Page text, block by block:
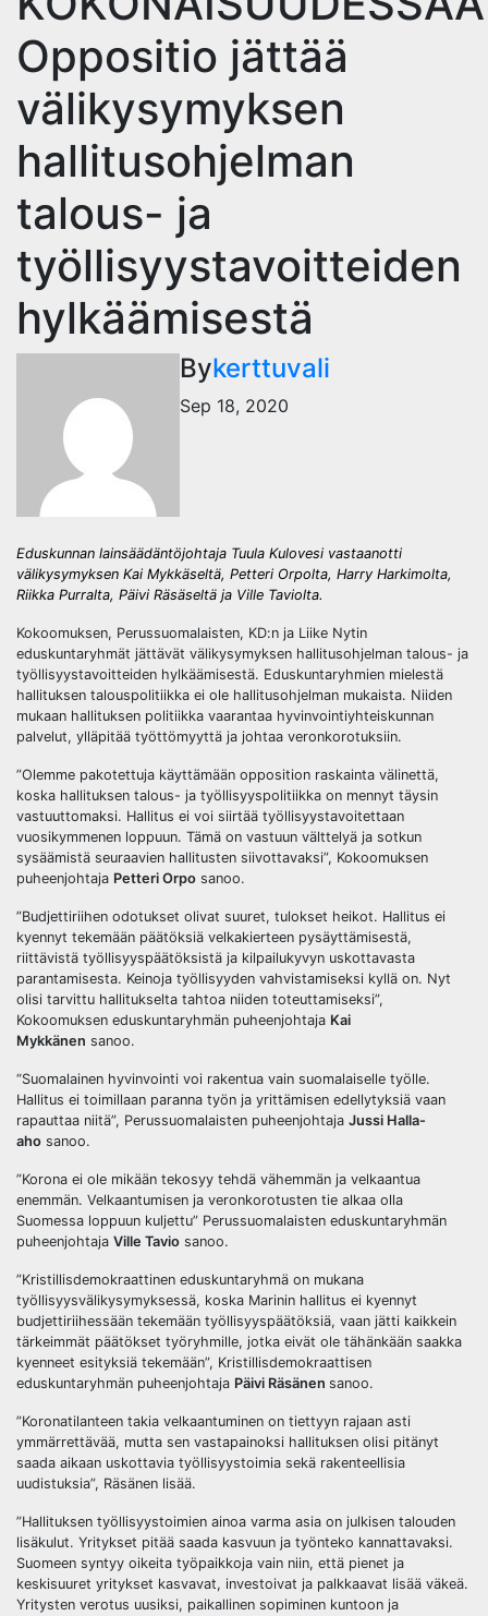
Oppositio jättää
välikysymyksen
hallitusohjelman
talous- ja
työllisyystavoitteiden
hylkäämisestä
Bykerttuvali
Sep 18, 2020
Eduskunnan lainsäädäntöjohtaja Tuula Kulovesi vastaanotti
välikysymyksen Kai Mykkäseltä, Petteri Orpolta, Harry Harkimolta,
Riikka Purralta, Päivi Räsäseltä ja Ville Taviolta.
Kokoomuksen, Perussuomalaisten, KD:n ja Liike Nytin
eduskuntaryhmät jättävät välikysymyksen hallitusohjelman talous- ja
työllisyystavoitteiden hylkäämisestä. Eduskuntaryhmien mielestä
hallituksen talouspolitiikka ei ole hallitusohjelman mukaista. Niiden
mukaan hallituksen politiikka vaarantaa hyvinvointiyhteiskunnan
palvelut, ylläpitää työttömyyttä ja johtaa veronkorotuksiin.
”Olemme pakotettuja käyttämään opposition raskainta välinettä,
koska hallituksen talous- ja työllisyyspolitiikka on mennyt täysin
vastuuttomaksi. Hallitus ei voi siirtää työllisyystavoitettaan
vuosikymmenen loppuun. Tämä on vastuun välttelyä ja sotkun
sysäämistä seuraavien hallitusten siivottavaksi”, Kokoomuksen
puheenjohtaja Petteri Orpo sanoo.
”Budjettiriihen odotukset olivat suuret, tulokset heikot. Hallitus ei
kyennyt tekemään päätöksiä velkakierteen pysäyttämisestä,
riittävistä työllisyyspäätöksistä ja kilpailukyvyn uskottavasta
parantamisesta. Keinoja työllisyyden vahvistamiseksi kyllä on. Nyt
olisi tarvittu hallitukselta tahtoa niiden toteuttamiseksi”,
Kokoomuksen eduskuntaryhmän puheenjohtaja Kai
Mykkänen sanoo.
“Suomalainen hyvinvointi voi rakentua vain suomalaiselle työlle.
Hallitus ei toimillaan paranna työn ja yrittämisen edellytyksiä vaan
rapauttaa niitä”, Perussuomalaisten puheenjohtaja Jussi Halla-
aho sanoo.
”Korona ei ole mikään tekosyy tehdä vähemmän ja velkaantua
enemmän. Velkaantumisen ja veronkorotusten tie alkaa olla
Suomessa loppuun kuljettu” Perussuomalaisten eduskuntaryhmän
puheenjohtaja Ville Tavio sanoo.
”Kristillisdemokraattinen eduskuntaryhmä on mukana
työllisyysvälikysymyksessä, koska Marinin hallitus ei kyennyt
budjettiriihessään tekemään työllisyyspäätöksiä, vaan jätti kaikkein
tärkeimmät päätökset työryhmille, jotka eivät ole tähänkään saakka
kyenneet esityksiä tekemään”, Kristillisdemokraattisen
eduskuntaryhmän puheenjohtaja Päivi Räsänen sanoo.
”Koronatilanteen takia velkaantuminen on tiettyyn rajaan asti
ymmärrettävää, mutta sen vastapainoksi hallituksen olisi pitänyt
saada aikaan uskottavia työllisyystoimia sekä rakenteellisia
uudistuksia”, Räsänen lisää.
”Hallituksen työllisyystoimien ainoa varma asia on julkisen talouden
lisäkulut. Yritykset pitää saada kasvuun ja työnteko kannattavaksi.
Suomeen syntyy oikeita työpaikkoja vain niin, että pienet ja
keskisuuret yritykset kasvavat, investoivat ja palkkaavat lisää väkeä.
Yritysten verotus uusiksi, paikallinen sopiminen kuntoon ja